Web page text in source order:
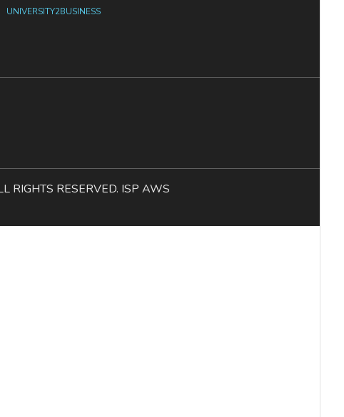
UNIVERSITY2BUSINESS
RESERVED. ISP AWS